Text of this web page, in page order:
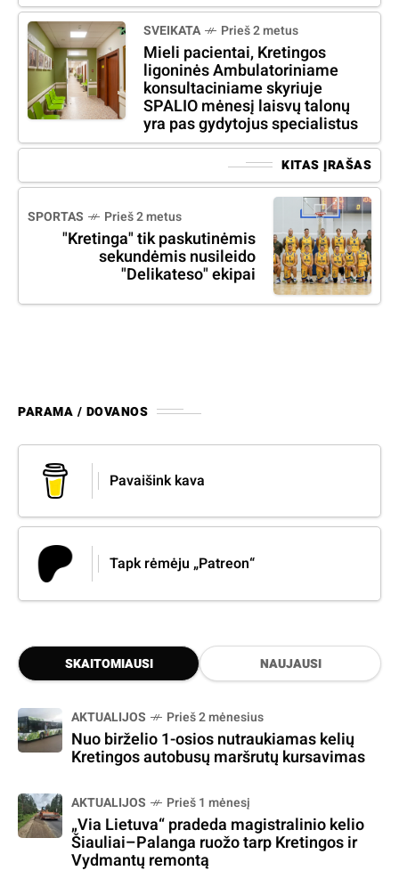
SVEIKATA Prieš 2 metus
Mieli pacientai, Kretingos
ligoninės Ambulatoriniame
konsultaciniame skyriuje
SPALIO mėnesį laisvų talonų
yra pas gydytojus specialistus
KITAS ĮRAŠAS
SPORTAS Prieš 2 metus
"Kretinga" tik paskutinėmis
sekundėmis nusileido
"Delikateso" ekipai
PARAMA / DOVANOS
Pavaišink kava
Tapk rėmėju „Patreon“
SKAITOMIAUSI NAUJAUSI
AKTUALIJOS Prieš 2 mėnesius
Nuo birželio 1-osios nutraukiamas kelių
Kretingos autobusų maršrutų kursavimas
AKTUALIJOS Prieš 1 mėnesį
„Via Lietuva“ pradeda magistralinio kelio
Šiauliai–Palanga ruožo tarp Kretingos ir
Vydmantų remontą